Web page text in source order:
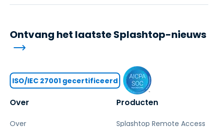
Over
Over
Producten
Splashtop Remote Access
Ontvang het laatste Splashtop-nieuws
ISO/IEC 27001 gecertificeerd